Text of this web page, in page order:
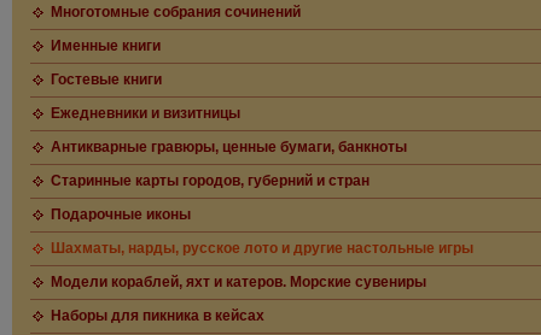
Многотомные собрания сочинений
Именные книги
Гостевые книги
Ежедневники и визитницы
Антикварные гравюры, ценные бумаги, банкноты
Старинные карты городов, губерний и стран
Подарочные иконы
Шахматы, нарды, русское лото и другие настольные игры
Модели кораблей, яхт и катеров. Морские сувениры
Наборы для пикника в кейсах